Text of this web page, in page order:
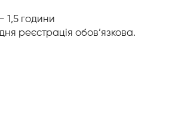
1,5 години
реєстрація обов’язкова.